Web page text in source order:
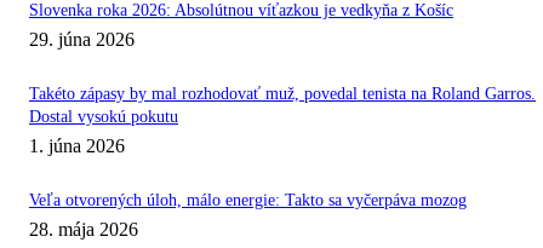
Slovenka roka 2026: Absolútnou víťazkou je vedkyňa z Košíc
29. júna 2026
Takéto zápasy by mal rozhodovať muž, povedal tenista na Roland Garros.
Dostal vysokú pokutu
1. júna 2026
Veľa otvorených úloh, málo energie: Takto sa vyčerpáva mozog
28. mája 2026